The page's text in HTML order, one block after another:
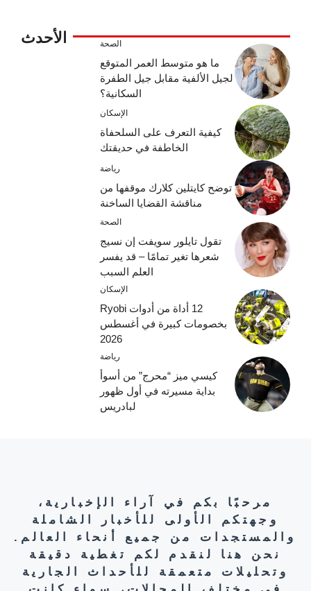
الأحدث الصحة
ما هو متوسط ​​العمر المتوقع
لجيل الألفية مقابل جيل الطفرة
السكانية؟
الإسكان
كيفية التعرف على السلحفاة
الخاطفة في حديقتك
رياضة
توضح كايتلين كلارك موقفها من
مناقشة القضايا الساخنة
الصحة
تقول تايلور سويفت إن نسيج
شعرها تغير تمامًا – قد يفسر
العلم السبب
الإسكان
12 أداة من أدوات Ryobi
بخصومات كبيرة في أغسطس
2026
رياضة
كيسي ميز “محرج” من أسوأ
بداية مسيرته في أول ظهور
لبادريس
مرحبًا بكم في آراء الإخبارية،
وجهتكم الأولى للأخبار الشاملة
والمستجدات من جميع أنحاء العالم.
نحن هنا لنقدم لكم تغطية دقيقة
وتحليلات متعمقة للأحداث الجارية